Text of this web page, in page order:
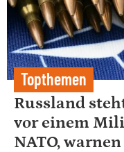
Topthemen
Russland
vor einem
NATO,